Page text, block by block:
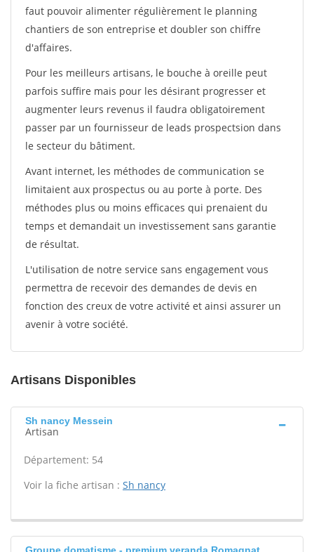
faut pouvoir alimenter régulièrement le planning
chantiers de son entreprise et doubler son chiffre
d'affaires.
Pour les meilleurs artisans, le bouche à oreille peut
parfois suffire mais pour les désirant progresser et
augmenter leurs revenus il faudra obligatoirement
passer par un fournisseur de leads prospectsion dans
le secteur du bâtiment.
Avant internet, les méthodes de communication se
limitaient aux prospectus ou au porte à porte. Des
méthodes plus ou moins efficaces qui prenaient du
temps et demandait un investissement sans garantie
de résultat.
L'utilisation de notre service sans engagement vous
permettra de recevoir des demandes de devis en
fonction des creux de votre activité et ainsi assurer un
avenir à votre société.
Artisans Disponibles
Sh nancy Messein
Artisan
Département: 54
Voir la fiche artisan : Sh nancy